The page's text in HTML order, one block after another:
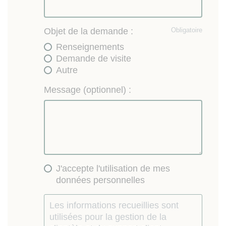
Obligatoire
Objet de la demande :
Renseignements
Demande de visite
Autre
Message (optionnel) :
J'accepte l'utilisation de mes
données personnelles
Les informations recueillies sont
utilisées pour la gestion de la